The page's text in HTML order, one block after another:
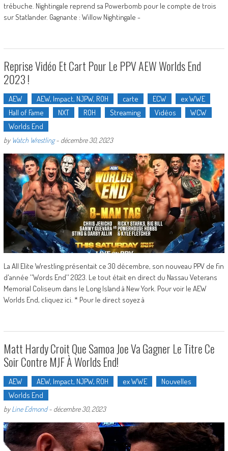
trébuche. Nightingale reprend sa Powerbomb pour le compte de trois
sur Statlander. Gagnante : Willow Nightingale -
Reprise Vidéo Et Cart Pour Le PPV AEW Worlds End
2023 !
AEW AEW, Impact, NJPW, ROH carte ECW
ex WWE
Hall of Fame
NXT ROH Streaming Vidéos
WCW
Worlds End
by Watch Wrestling- décembre 30, 2023
La All Elite Wrestling présentait ce 30 décembre, son nouveau PPV de fin
d'année ''Words End'' 2023. Le tout était en direct du Nassau Veterans
Memorial Coliseum dans le Long Island à New York. Pour voir le AEW
Worlds End, cliquez ici. * Pour le direct soyez à
Matt Hardy Croit Que Samoa Joe Va Gagner Le Titre Ce
Soir Contre MJF À Worlds End!
AEW AEW, Impact, NJPW, ROH ex WWE
Nouvelles
Worlds End
byLine Edmond- décembre 30, 2023